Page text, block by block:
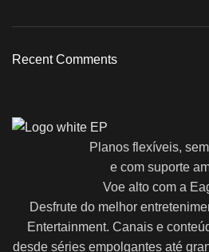
Recent Comments
Planos flexíveis,
e com suporte
Voe alto com a
Desfrute do melhor
Entertainment. Canais e
desde séries empolgantes até